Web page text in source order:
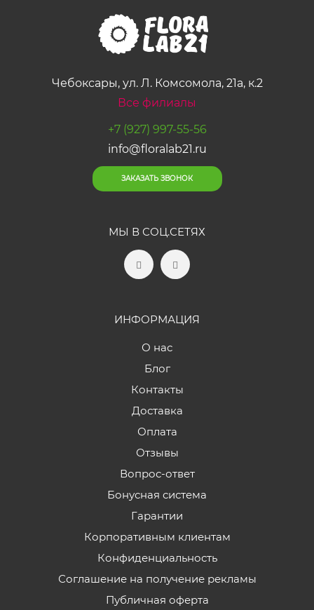
Чебоксары, ул. Л. Комсомола, 21а, к.2
Все филиалы
+7 (927) 997-55-56
info@floralab21.ru
ЗАКАЗАТЬ ЗВОНОК
МЫ В СОЦ.СЕТЯХ
ИНФОРМАЦИЯ
О нас
Блог
Контакты
Доставка
Оплата
Отзывы
Вопрос-ответ
Бонусная система
Гарантии
Корпоративным клиентам
Конфиденциальность
Соглашение на получение рекламы
Публичная оферта